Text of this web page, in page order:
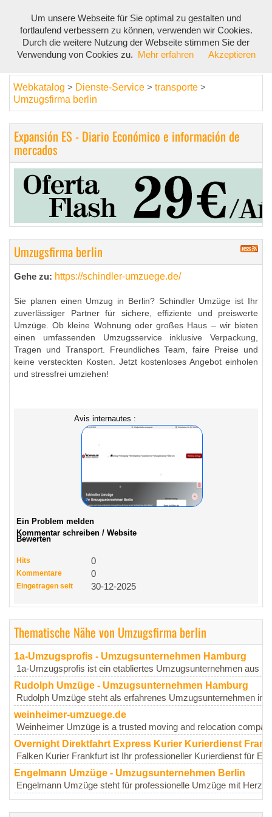
Webkatalog > Dienste-Service > transporte >
Umzugsfirma berlin
Expansión ES - Diario Económico e información de
mercados
Umzugsfirma berlin
Gehe zu: https://schindler-umzuege.de/
Sie planen einen Umzug in Berlin? Schindler Umzüge ist Ihr
zuverlässiger Partner für sichere, effiziente und preiswerte
Umzüge. Ob kleine Wohnung oder großes Haus – wir bieten
einen umfassenden Umzugsservice inklusive Verpackung,
Tragen und Transport. Freundliches Team, faire Preise und
keine versteckten Kosten. Jetzt kostenloses Angebot einholen
und stressfrei umziehen!
Avis internautes :
Ein Problem melden
Kommentar schreiben / Website
Bewerten
Hits 0
Kommentare 0
Eingetragen seit 30-12-2025
Thematische Nähe von Umzugsfirma berlin
1a-Umzugsprofis - Umzugsunternehmen Hamburg
1a-Umzugsprofis ist ein etabliertes Umzugsunternehmen aus
Rudolph Umzüge - Umzugsunternehmen Hamburg
Rudolph Umzüge steht als erfahrenes Umzugsunternehmen in
weinheimer-umzuege.de
Weinheimer Umzüge is a trusted moving and relocation
Overnight Direktfahrt Express Kurier Kurierdienst
Falken Kurier Frankfurt ist Ihr professioneller Kurierdienst für
Engelmann Umzüge - Umzugsunternehmen Berlin
Engelmann Umzüge steht für professionelle Umzüge mit Herz
Um unsere Webseite für Sie optimal zu gestalten und
fortlaufend verbessern zu können, verwenden wir Cookies.
Durch die weitere Nutzung der Webseite stimmen Sie der
Verwendung von Cookies zu.
Mehr erfahren Akzeptieren